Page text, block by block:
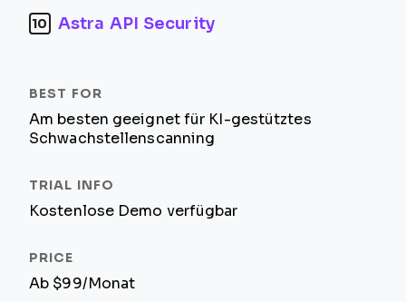
10 Astra API Security
Am besten geeignet für KI-gestütztes
Schwachstellenscanning
Kostenlose Demo verfügbar
Ab $99/Monat